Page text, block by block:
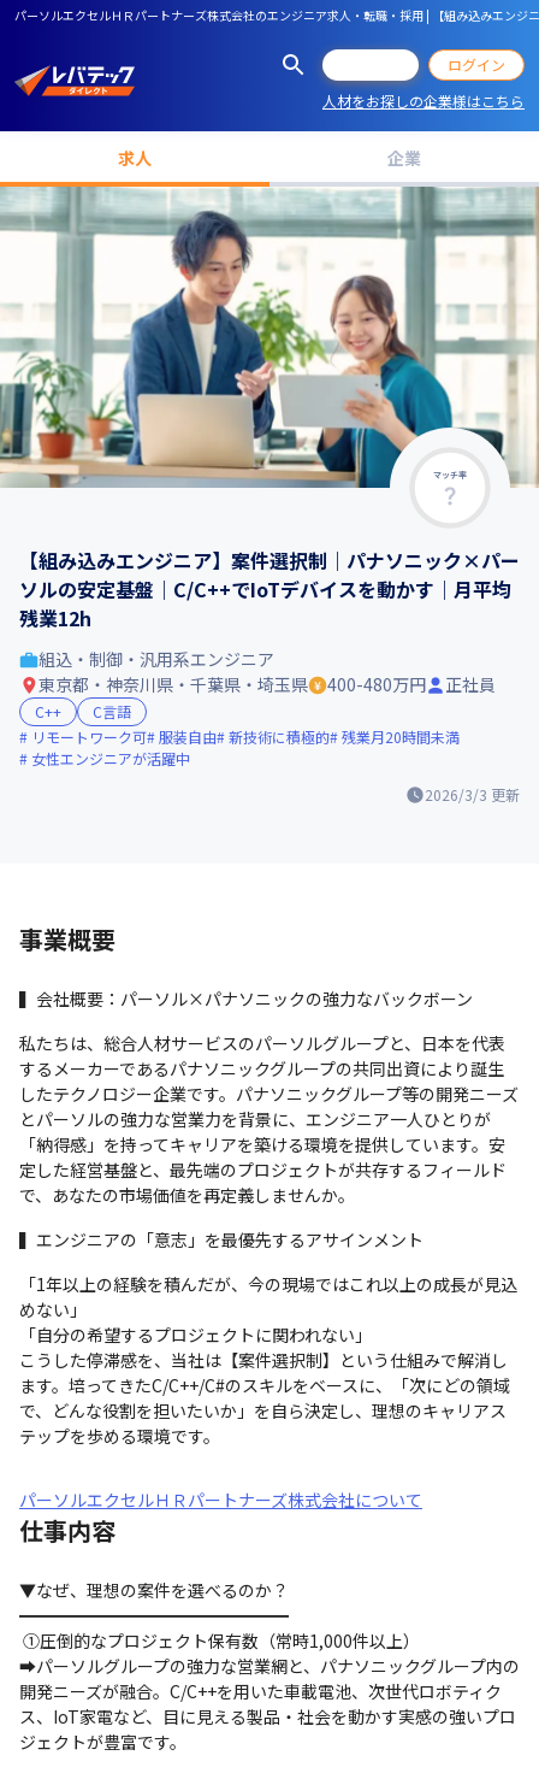
パーソルエクセルＨＲパートナーズ株式会社のエンジニア求人・転職・採用 | 【組み込みエン
ログイン
人材をお探しの企業様はこちら
求人 企業
マッチ率
【組み込みエンジニア】案件選択制｜パナソニック×パー
ソルの安定基盤｜C/C++でIoTデバイスを動かす｜月平均
残業12h
2026/3/3 更新
組込・制御・汎用系エンジニア
東京都・神奈川県・千葉県・埼玉県
400-480万円 正社員
C++
C言語
リモートワーク可 服装自由 新技術に積極的 残業月20時間未満
女性エンジニアが活躍中
事業概要
▍会社概要：パーソル×パナソニックの強力なバックボーン
私たちは、総合人材サービスのパーソルグループと、日本を代表
するメーカーであるパナソニックグループの共同出資により誕生
したテクノロジー企業です。パナソニックグループ等の開発ニーズ
とパーソルの強力な営業力を背景に、エンジニア一人ひとりが
「納得感」を持ってキャリアを築ける環境を提供しています。安
定した経営基盤と、最先端のプロジェクトが共存するフィールド
で、あなたの市場価値を再定義しませんか。
▍エンジニアの「意志」を最優先するアサインメント
「1年以上の経験を積んだが、今の現場ではこれ以上の成長が見込
めない」
「自分の希望するプロジェクトに関われない」
こうした停滞感を、当社は【案件選択制】という仕組みで解消し
ます。培ってきたC/C++/C#のスキルをベースに、「次にどの領域
で、どんな役割を担いたいか」を自ら決定し、理想のキャリアス
テップを歩める環境です。
パーソルエクセルＨＲパートナーズ株式会社について
仕事内容
▼なぜ、理想の案件を選べるのか？
━━━━━━━━━━━━━━━━
➡︎パーソルグループの強力な営業網と、パナソニックグループ内の
開発ニーズが融合。C/C++を用いた車載電池、次世代ロボティク
ス、IoT家電など、目に見える製品・社会を動かす実感の強いプロ
ジェクトが豊富です。